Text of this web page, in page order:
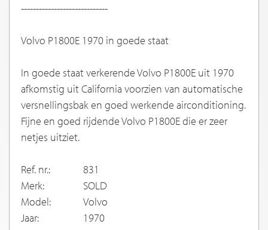
-----------------------------
Volvo P1800E 1970 in goede staat
In goede staat verkerende Volvo P1800E uit 1970
afkomstig uit California voorzien van automatische
versnellingsbak en goed werkende airconditioning.
Fijne en goed rijdende Volvo P1800E die er zeer
netjes uitziet.
Ref. nr.:
831
Merk:
SOLD
Model:
Volvo
Jaar:
1970